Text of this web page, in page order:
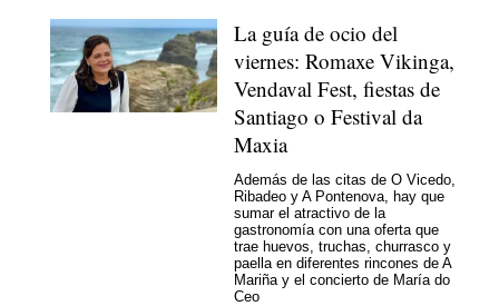
La guía de ocio del
viernes: Romaxe Vikinga,
Vendaval Fest, fiestas de
Santiago o Festival da
Maxia
Además de las citas de O Vicedo,
Ribadeo y A Pontenova, hay que
sumar el atractivo de la
gastronomía con una oferta que
trae huevos, truchas, churrasco y
paella en diferentes rincones de A
Mariña y el concierto de María do
Ceo